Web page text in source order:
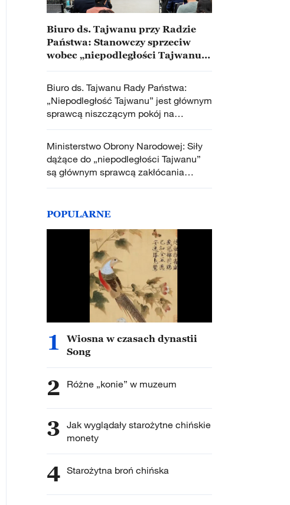
Biuro ds. Tajwanu przy Radzie
Państwa: Stanowczy sprzeciw
wobec „niepodległości Tajwanu”
Tajwańskiej
Biuro ds. Tajwanu Rady Państwa:
„Niepodległość Tajwanu” jest głównym
sprawcą niszczącym pokój na
Cieśninie Tajwańskiej
Ministerstwo Obrony Narodowej: Siły
dążące do „niepodległości Tajwanu”
są głównym sprawcą zakłócania
pokoju w Cieśninie Tajwańskiej
POPULARNE
1
Wiosna w czasach dynastii
Song
2 Różne „konie” w muzeum
3 Jak wyglądały starożytne chińskie
monety
4 Starożytna broń chińska